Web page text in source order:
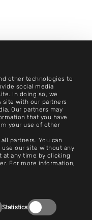
other technologies to
social media
In doing so, we
site with our partners
Our partners may
that you have
your use of other
partners. You can
our site without any
at any time by clicking
For more information,
Statistics